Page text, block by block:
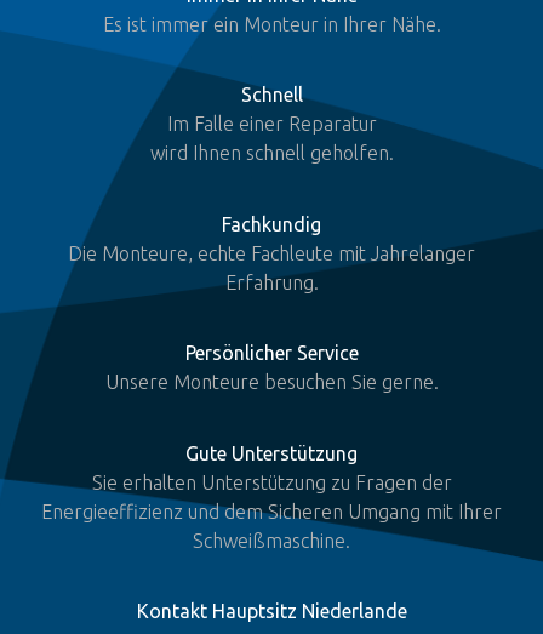
Es ist immer ein Monteur in Ihrer Nähe.
Schnell
Im Falle einer Reparatur
wird Ihnen schnell geholfen.
Fachkundig
Die Monteure, echte Fachleute mit Jahrelanger
Erfahrung.
Persönlicher Service
Unsere Monteure besuchen Sie gerne.
Gute Unterstützung
Sie erhalten Unterstützung zu Fragen der
Energieeffizienz und dem Sicheren Umgang mit Ihrer
Schweißmaschine.
Kontakt Hauptsitz Niederlande